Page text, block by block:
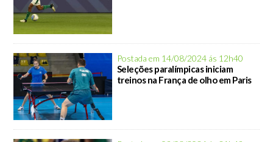
Postada em 14/08/2024 ás 12h40
Seleções paralímpicas iniciam
treinos na França de olho em Paris